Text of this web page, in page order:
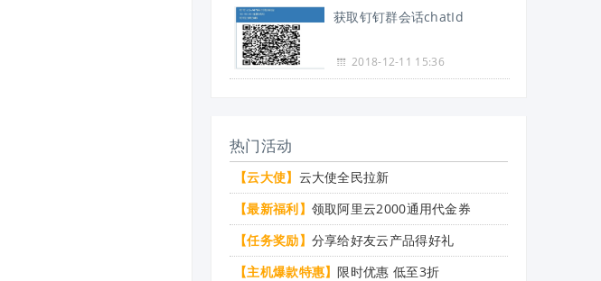
获取钉钉群会话chatId
2018-12-11 15:36
热门活动
【云大使】 云大使全民拉新
【最新福利】 领取阿里云2000通用代金券
【任务奖励】 分享给好友云产品得好礼
【主机爆款特惠】限时优惠 低至3折